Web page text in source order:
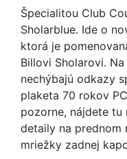
Špecialitou Club
Sholarblue. Ide o
ktorá je
Billovi Sholarovi.
nechýbajú odkazy
plaketa 70 rokov
pozorne, nájdete tu
detaily na prednom
mriežky zadnej